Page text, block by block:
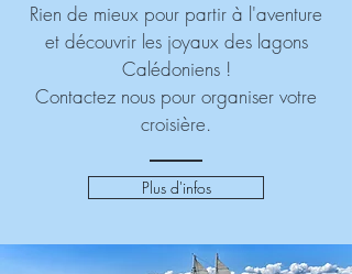
Rien de mieux pour partir à l'aventure
et découvrir les joyaux des lagons
Calédoniens !
Contactez nous pour organiser votre
croisière.
Plus d'infos